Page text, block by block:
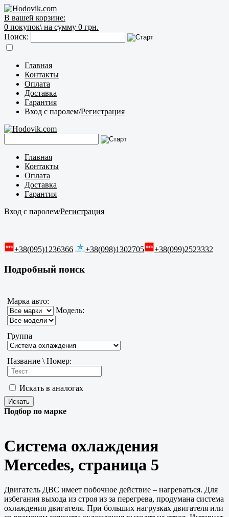
В вашей корзине:
0 покупок\ на сумму 0 грн.
Поиск:
Главная
Контакты
Оплата
Доставка
Гарантия
Вход с паролем/Регистрация
Главная
Контакты
Оплата
Доставка
Гарантия
Вход с паролем/Регистрация
+38(095)1236366 +38(098)1302705 +38(099)2523332
Подробный поиск
Марка авто:
Модель:
Группа
Название \ Номер:
Искать в аналогах
Подбор по марке
Система охлаждения
Mercedes, страница 5
Двигатель ДВС имеет побочное действие – нагреваться. Для
избегания выхода из строя из за перегрева, продумана система
охлаждения двигателя. При больших нагрузках двигателя или